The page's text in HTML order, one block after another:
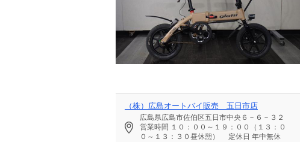
（株）広島オートバイ販売 五日市店
広島県広島市佐伯区五日市中央６－６－３２
営業時間 １０：００～１９：００（１３：０
０～１３：３０昼休憩）
定休日 年中無休